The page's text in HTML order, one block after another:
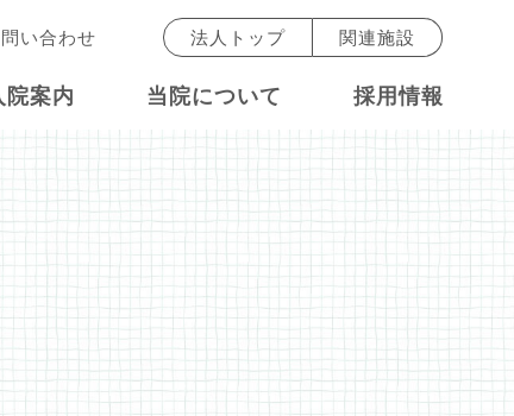
い合わせ 法人トップ 関連施設
院案内 当院について 採用情報